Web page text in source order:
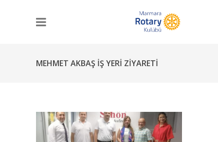
MEHMET AKBAŞ İŞ YERI ZIYARETI